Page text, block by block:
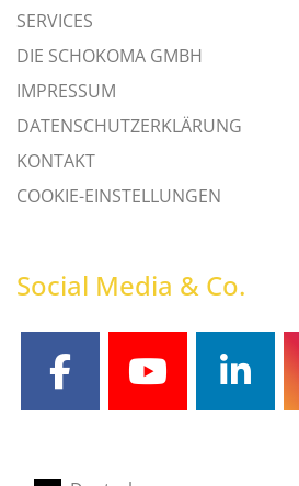
SERVICES
DIE SCHOKOMA GMBH
IMPRESSUM
DATENSCHUTZERKLÄRUNG
KONTAKT
COOKIE-EINSTELLUNGEN
Social Media & Co.
facebookyoutube